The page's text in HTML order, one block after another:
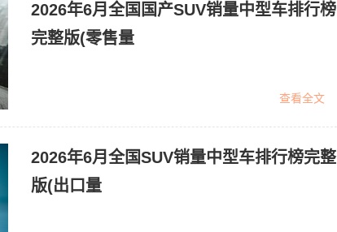
2026年6月全国国产SUV销量中型车排行榜
完整版(零售量
查看全文
2026年6月全国SUV销量中型车排行榜完整
版(出口量